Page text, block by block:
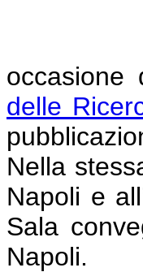
occasione
delle
Nella
Napoli e
Sala
Napoli.